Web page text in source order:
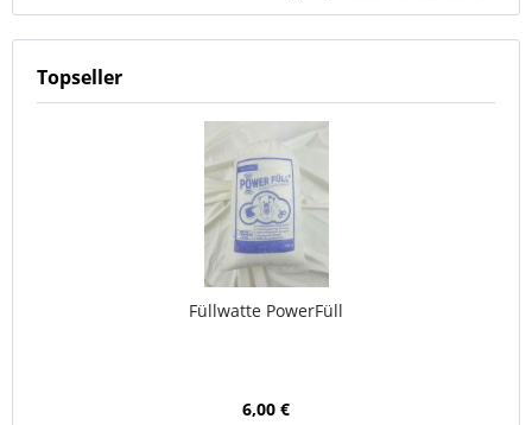
Topseller
Füllwatte PowerFüll
6,00 €